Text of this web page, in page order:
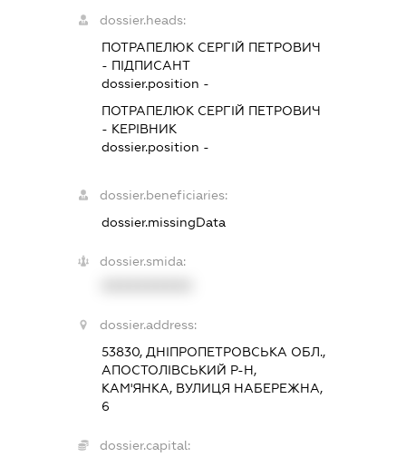
dossier.heads:
ПОТРАПЕЛЮК СЕРГІЙ ПЕТРОВИЧ
- ПІДПИСАНТ
dossier.position -
ПОТРАПЕЛЮК СЕРГІЙ ПЕТРОВИЧ
- КЕРІВНИК
dossier.position -
dossier.beneficiaries:
dossier.missingData
dossier.smida:
dossier.address:
53830, ДНІПРОПЕТРОВСЬКА ОБЛ.,
АПОСТОЛІВСЬКИЙ Р-Н,
КАМ'ЯНКА, ВУЛИЦЯ НАБЕРЕЖНА,
6
dossier.capital: